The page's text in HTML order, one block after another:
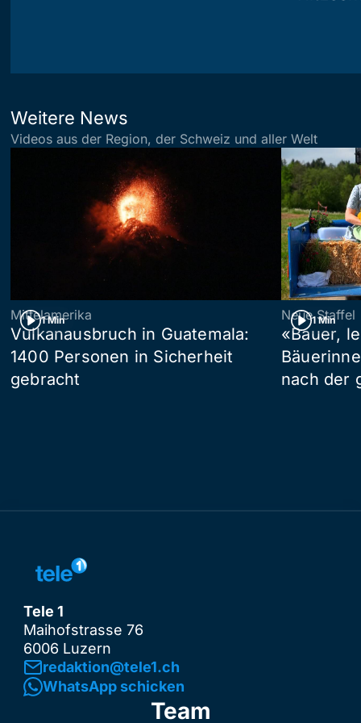
Weitere News
Videos aus der Region, der Schweiz und aller Welt
1 Min
Mittelamerika
Vulkanausbruch in Guatemala:
1400 Personen in Sicherheit
gebracht
1 Min
Neue Staffel
«Bauer,
nach der
Tele 1
Maihofstrasse 76
6006 Luzern
redaktion@tele1.ch
WhatsApp schicken
Team